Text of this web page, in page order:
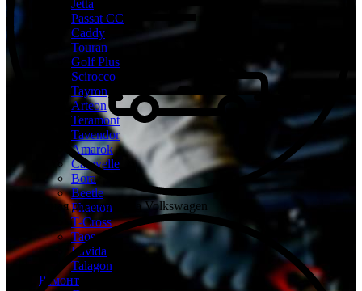
Jetta
Passat CC
Caddy
Touran
Golf Plus
Scirocco
Tayron
Arteon
Teramont
Tavendor
Amarok
Caravelle
Bora
Beetle
Phaeton
T-Cross
Taos
Lavida
Talagon
Ремонт
Бесплатная диагностика Volkswagen